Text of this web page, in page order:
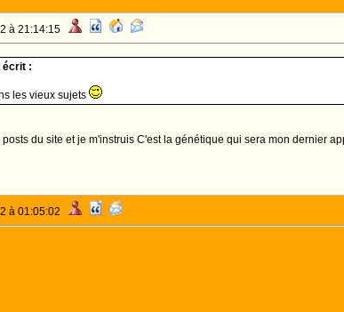
à 21:14:15
écrit :
les vieux sujets
du site et je m'instruis C'est la génétique qui sera mon dernier
à 01:05:02